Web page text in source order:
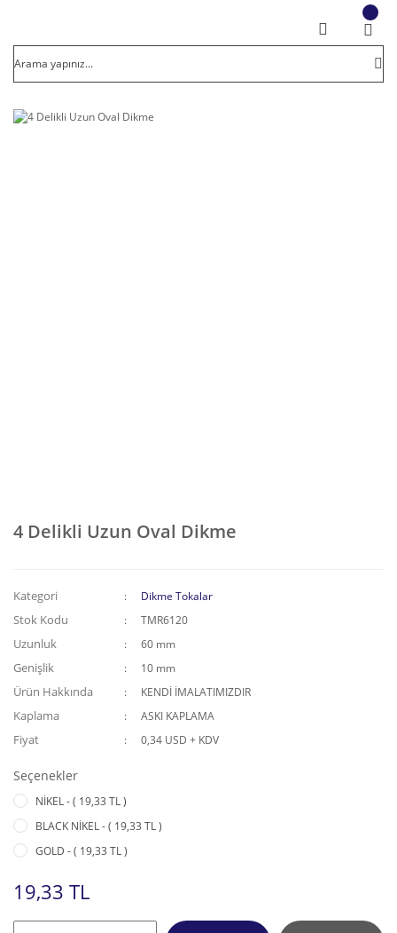
4 Delikli Uzun Oval Dikme
Kategori Dikme Tokalar
Stok Kodu TMR6120
Uzunluk 60 mm
Genişlik 10 mm
Ürün Hakkında KENDİ İMALATIMIZDIR
Kaplama ASKI KAPLAMA
Fiyat 0,34 USD + KDV
Seçenekler
NİKEL - ( 19,33 TL )
BLACK NİKEL - ( 19,33 TL )
GOLD - ( 19,33 TL )
19,33 TL